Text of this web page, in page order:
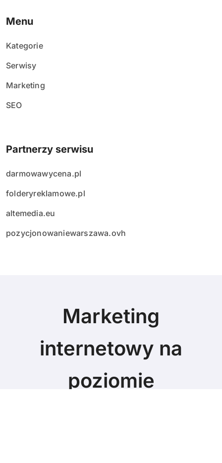
Menu
Kategorie
Serwisy
Marketing
SEO
Partnerzy serwisu
darmowawycena.pl
folderyreklamowe.pl
altemedia.eu
pozycjonowaniewarszawa.ovh
Marketing
internetowy na
poziomie